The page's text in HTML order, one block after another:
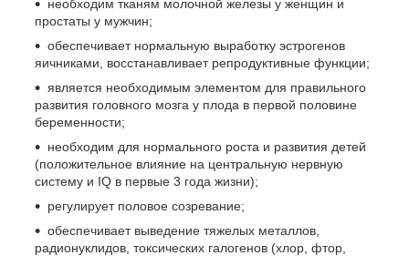
​необходим тканям молочной железы у женщин и
простаты у мужчин;
​обеспечивает нормальную выработку эстрогенов
яичниками, восстанавливает репродуктивные функции;
​является необходимым элементом для правильного
развития головного мозга у плода в первой половине
беременности;
​необходим для нормального роста и развития детей
(положительное влияние на центральную нервную
систему и IQ в первые 3 года жизни);
​регулирует половое созревание;
​обеспечивает выведение тяжелых металлов,
радионуклидов, токсических галогенов (хлор, фтор,